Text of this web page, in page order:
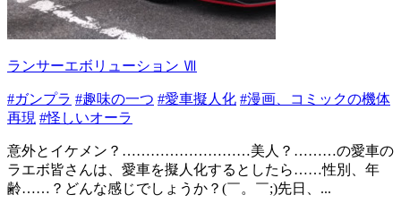
ランサーエボリューション Ⅶ
#ガンプラ #趣味の一つ #愛車擬人化 #漫画、コミックの機体
再現 #怪しいオーラ
意外とイケメン？………………………美人？………の愛車の
ラエボ皆さんは、愛車を擬人化するとしたら……性別、年
齢……？どんな感じでしょうか？(￣。￣;)先日、...